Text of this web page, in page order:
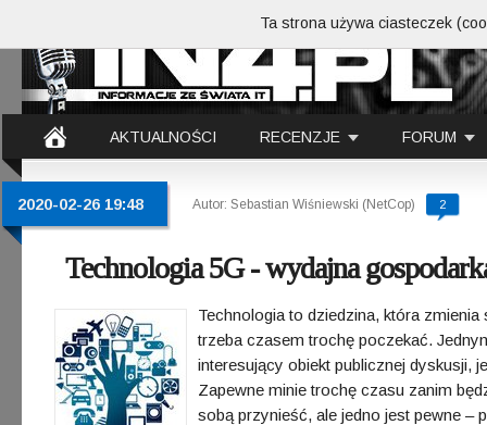
AKTUALNOŚCI RECENZJE FORUM
2020-02-26 19:48 Autor: Sebastian Wiśniewski (NetCop) 2
Technologia 5G - wydajna
Technologia to dziedzina, która
trzeba czasem trochę poczekać.
interesujący obiekt publicznej dyskusji,
Zapewne minie trochę czasu zanim
sobą przynieść, ale jedno jest pewne –
Ta strona używa ciasteczek